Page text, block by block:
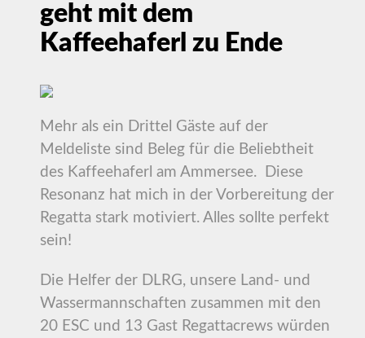
geht mit dem
Kaffeehaferl zu Ende
Mehr als ein Drittel Gäste auf der
Meldeliste sind Beleg für die Beliebtheit
des Kaffeehaferl am Ammersee. Diese
Resonanz hat mich in der Vorbereitung der
Regatta stark motiviert. Alles sollte perfekt
sein!
Die Helfer der DLRG, unsere Land- und
Wassermannschaften zusammen mit den
20 ESC und 13 Gast Regattacrews würden